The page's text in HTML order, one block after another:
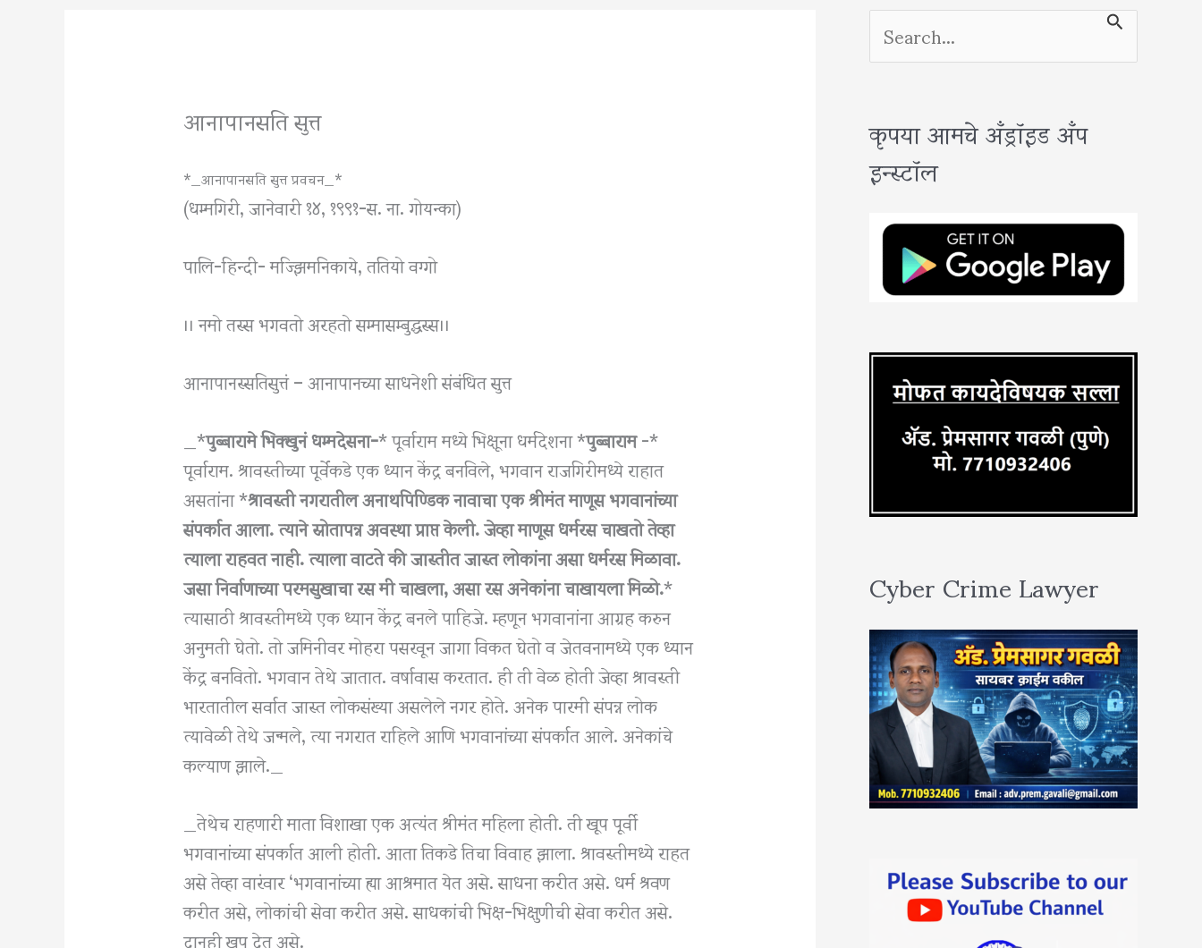
आनापानसति सुत्त
*_आनापानसति सुत्त प्रवचन_*
(धम्मगिरी, जानेवारी १४, १९९१-स. ना. गोयन्का)
पालि-हिन्दी- मज्झिमनिकाये, ततियो वग्गो
।। नमो तस्स भगवतो अरहतो सम्मासम्बुद्धस्स।।
आनापानस्सतिसुत्तं – आनापानच्या साधनेशी संबंधित सुत्त
_*पुब्बारामे भिक्खुनं धम्मदेसना-* पूर्वाराम मध्ये भिक्षूना धर्मदेशना *पुब्बाराम-*
पूर्वाराम. श्रावस्तीच्या पूर्वेकडे एक ध्यान केंद्र बनविले, भगवान राजगिरीमध्ये राहात
असतांना *श्रावस्ती नगरातील अनाथपिण्डिक नावाचा एक श्रीमंत माणूस भगवानांच्या
संपर्कात आला. त्याने स्रोतापन्न अवस्था प्राप्त केली. जेव्हा माणूस धर्मरस चाखतो तेव्हा
त्याला राहवत नाही. त्याला वाटते की जास्तीत जास्त लोकांना असा धर्मरस मिळावा.
जसा निर्वाणाच्या परमसुखाचा रस मी चाखला, असा रस अनेकांना चाखायला मिळो.*
त्यासाठी श्रावस्तीमध्ये एक ध्यान केंद्र बनले पाहिजे. म्हणून भगवानांना आग्रह करुन
अनुमती घेतो. तो जमिनीवर मोहरा पसरवून जागा विकत घेतो व जेतवनामध्ये एक ध्यान
केंद्र बनवितो. भगवान तेथे जातात. वर्षावास करतात. ही ती वेळ होती जेव्हा श्रावस्ती
भारतातील सर्वात जास्त लोकसंख्या असलेले नगर होते. अनेक पारमी संपन्न लोक
त्यावेळी तेथे जन्मले, त्या नगरात राहिले आणि भगवानांच्या संपर्कात आले. अनेकांचे
कल्याण झाले._
_तेथेच राहणारी माता विशाखा एक अत्यंत श्रीमंत महिला होती. ती खूप पूर्वी
भगवानांच्या संपर्कात आली होती. आता तिकडे तिचा विवाह झाला. श्रावस्तीमध्ये राहत
असे तेव्हा वारंवार ‘भगवानांच्या ह्या आश्रमात येत असे. साधना करीत असे. धर्म श्रवण
करीत असे, लोकांची सेवा करीत असे. साधकांची भिक्ष-भिक्षुणींची सेवा करीत असे.
S
e
r
c
:
कृपया आमचे अँड्रॉइड अँप
इन्स्टॉल
Cyber Crime Lawyer